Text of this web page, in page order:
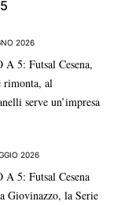
2026
5: Futsal Cesena,
rimonta, al
serve un’impresa
2026
5: Futsal Cesena
Giovinazzo, la Serie